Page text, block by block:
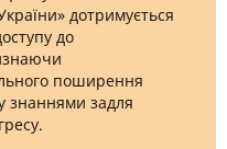
дотримується
до
поширення
знаннями задля